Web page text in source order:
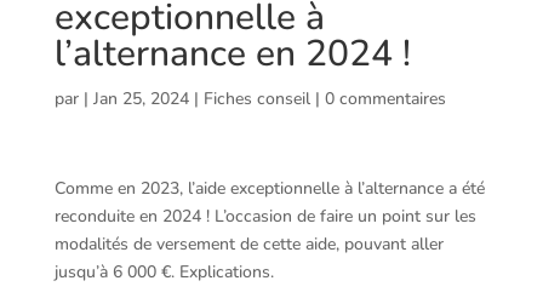
exceptionnelle à
l’alternance en 2024 !
par | Jan 25, 2024| Fiches conseil| 0 commentaires
Comme en 2023, l’aide exceptionnelle à l’alternance a été
reconduite en 2024 ! L’occasion de faire un point sur les
modalités de versement de cette aide, pouvant aller
jusqu’à 6 000 €. Explications.